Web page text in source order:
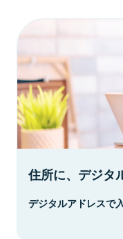
住所に、デジタ
デジタルアドレスで